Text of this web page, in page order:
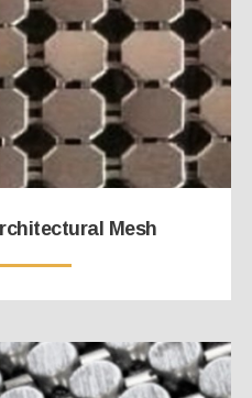
Mesh